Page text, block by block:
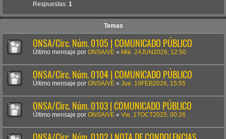
Respuestas: 1
Temas
ONSA/Circ. Núm. 0105 | COMUNICADO PÚBLICO
Último mensaje por ONSA/VE « Mié. 24JUN2026, 12:50
ONSA/Circ. Núm. 0104 | COMUNICADO PÚBLICO
Último mensaje por ONSA/VE « Jue. 19FEB2026, 15:55
ONSA/Circ. Núm. 0103 | COMUNICADO PÚBLICO
Último mensaje por ONSA/VE « Vie. 17OCT2025, 00:26